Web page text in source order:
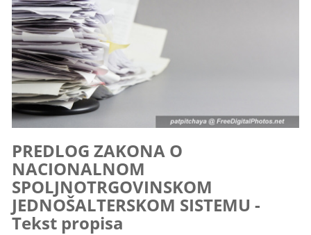
PREDLOG ZAKONA O
NACIONALNOM
SPOLJNOTRGOVINSKOM
JEDNOŠALTERSKOM SISTEMU -
Tekst propisa